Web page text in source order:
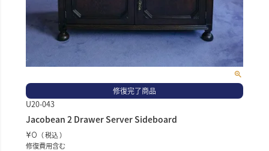
修復完了商品
U20-043
Jacobean 2 Drawer Server Sideboard
¥0
税込
修復費用含む